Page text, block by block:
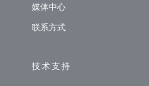
媒体中心
联系方式
技术支持